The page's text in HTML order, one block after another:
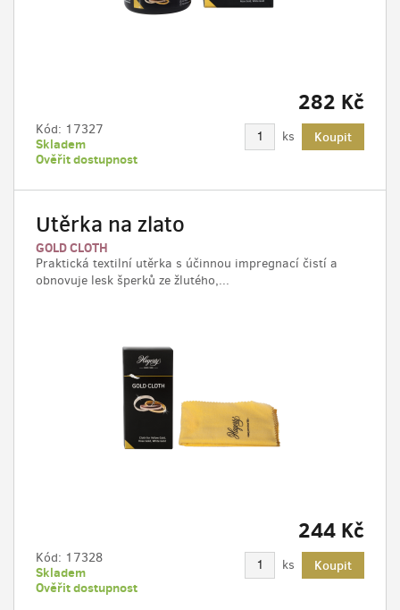
282 Kč
Kód: 17327
Skladem ks
Koupit
Ověřit dostupnost
Utěrka na zlato
GOLD CLOTH
Praktická textilní utěrka s účinnou impregnací čistí a
obnovuje lesk šperků ze žlutého,...
244 Kč
Kód: 17328
Skladem ks
Koupit
Ověřit dostupnost